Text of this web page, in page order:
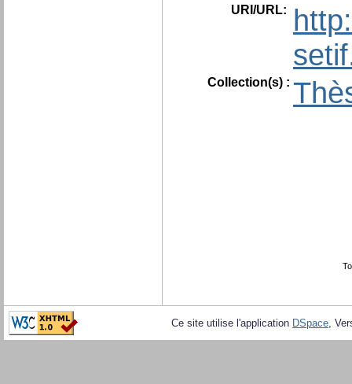
URI/URL:
Collection(s) :
Ce site utilise l'application DSpace,